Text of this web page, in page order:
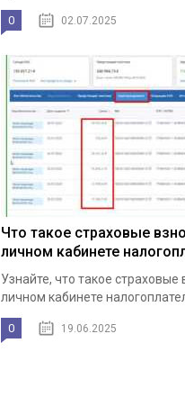
0 02.07.2025
Что такое страховые
личном кабинете
Узнайте, что такое страховые
личном кабинете
0 19.06.2025